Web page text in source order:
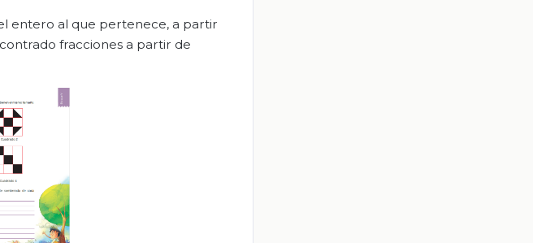
entero al que pertenece, a partir
fracciones a partir de